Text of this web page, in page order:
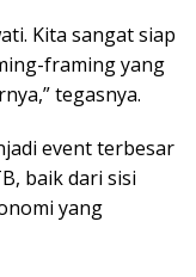
Kita sangat siap
framing yang
tegasnya.
event terbesar
baik dari sisi
yang